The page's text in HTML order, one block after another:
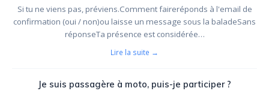
Si tu ne viens pas, préviens.Comment faireréponds à l'email de
confirmation (oui / non)ou laisse un message sous la baladeSans
réponseTa présence est considérée…
Lire la suite →
Je suis passagère à moto, puis-je participer ?